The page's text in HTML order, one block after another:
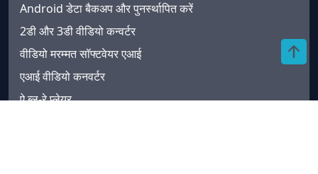
Android डेटा बैकअप और पुनर्स्थापित करें
2डी और 3डी वीडियो कन्वर्टर
वीडियो मरम्मत सॉफ्टवेयर एआई
एआई वीडियो कनवर्टर
ऐ ब्लू-रे प्लेयर